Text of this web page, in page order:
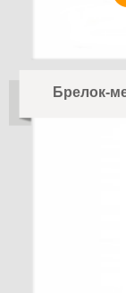
Брелок-